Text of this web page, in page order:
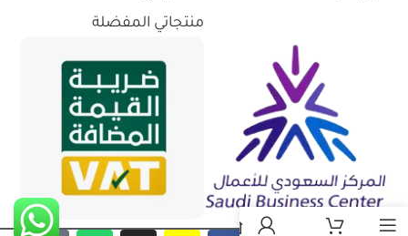
منتجاتي المفضلة